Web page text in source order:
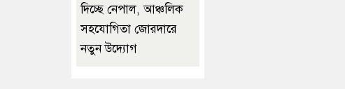
দিচ্ছে নেপাল, আঞ্চলিক
সহযোগিতা জোরদারে
নতুন উদ্যোগ